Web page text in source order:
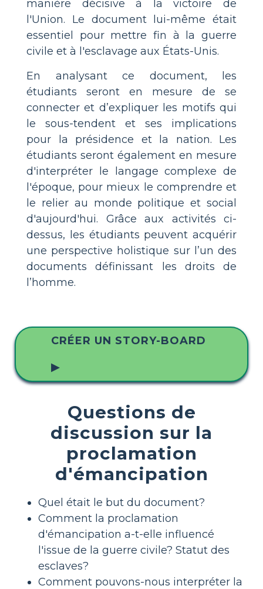
manière décisive à la victoire de
l'Union. Le document lui-même était
essentiel pour mettre fin à la guerre
civile et à l'esclavage aux États-Unis.
En analysant ce document, les
étudiants seront en mesure de se
connecter et d’expliquer les motifs qui
le sous-tendent et ses implications
pour la présidence et la nation. Les
étudiants seront également en mesure
d'interpréter le langage complexe de
l'époque, pour mieux le comprendre et
le relier au monde politique et social
d'aujourd'hui. Grâce aux activités ci-
dessus, les étudiants peuvent acquérir
une perspective holistique sur l’un des
documents définissant les droits de
l’homme.
CRÉER UN STORY-BOARD
▶
Questions de
discussion sur la
proclamation
d'émancipation
Quel était le but du document?
Comment la proclamation
d'émancipation a-t-elle influencé
l'issue de la guerre civile? Statut des
esclaves?
Comment pouvons-nous interpréter la